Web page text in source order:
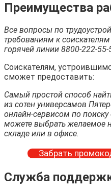
Преимущества
Все вопросы по
требованиям к
горячей линии 8800-222-55-
Соискателям,
сможет предоставить:
Самый простой способ
из сотен универсамов
онлайн-сервисом по
можете выбрать желаемое
складе или в офисе.
Забрать
Служба